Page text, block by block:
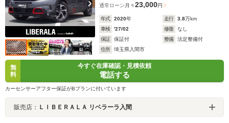
通常ローン 月々23,000円
年式 2020年 走行 3.8万km
車検
'27/02 修復
なし
保証
保証付 整備
法定整備付
住所
埼玉県入間市
無
料
今すぐ在庫確認・見積依頼
電話する
カーセンサーアフター保証がBプランに付いています
販売店： ＬＩＢＥＲＡＬＡ リベラーラ入間